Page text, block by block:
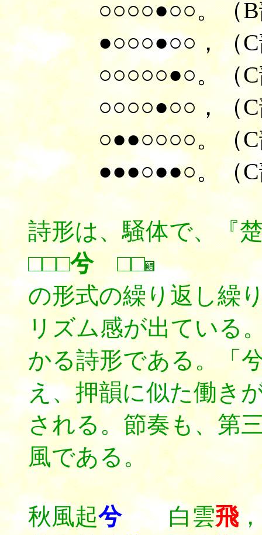
○○○○●○○。（
●○○○●○○，（
○○○○○●○。（
○○○○●○○，（
○●●○○○○。（
●●●○●●○。（
詩形は、騒体で、『
□□□兮 □□
の形式の繰り返し繰
リズム感が出ている
かる詩形である。「
え、押韻に似た働き
される。節奏も、第
風である。
秋風起兮白雲飛，